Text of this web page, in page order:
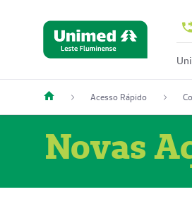
Acesso Rápido
Novas